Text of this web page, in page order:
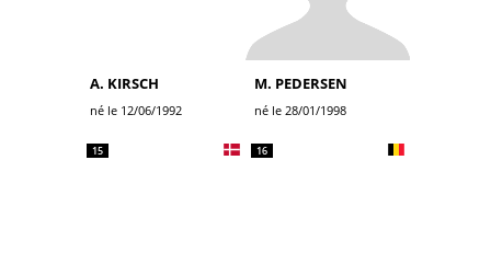
A. KIRSCH
né le 12/06/1992
M. PEDERSEN
né le 28/01/1998
15 16